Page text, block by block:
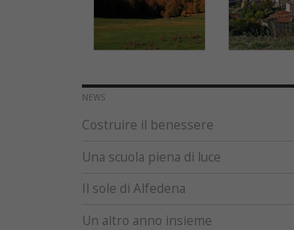
NEWS
Costruire il benessere
Una scuola piena di luce
Il sole di Alfedena
Un altro anno insieme